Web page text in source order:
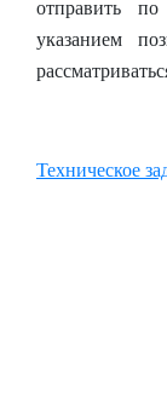
отправить
указанием
Техническое